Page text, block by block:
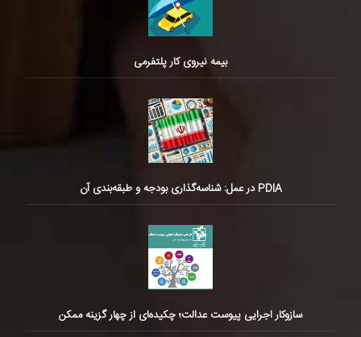
بیمه نیروی کار پلتفرمی
PDIA در عمل: شناسه‌گذاری بودجه و طبقه‌بندی آن
سازوکار اجرایی پیوست عدالت؛ چکیده‌ای از چهار گزینه ممکن